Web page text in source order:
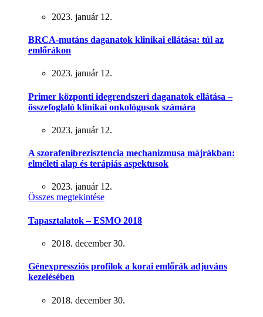
2023. január 12.
BRCA-mutáns daganatok klinikai ellátása: túl az
emlőrákon
2023. január 12.
Primer központi idegrendszeri daganatok ellátása –
összefoglaló klinikai onkológusok számára
2023. január 12.
A szorafenibrezisztencia mechanizmusa májrákban:
elméleti alap és terápiás aspektusok
2023. január 12.
Összes megtekintése
Tapasztalatok – ESMO 2018
2018. december 30.
Génexpressziós profilok a korai emlőrák adjuváns
kezelésében
2018. december 30.